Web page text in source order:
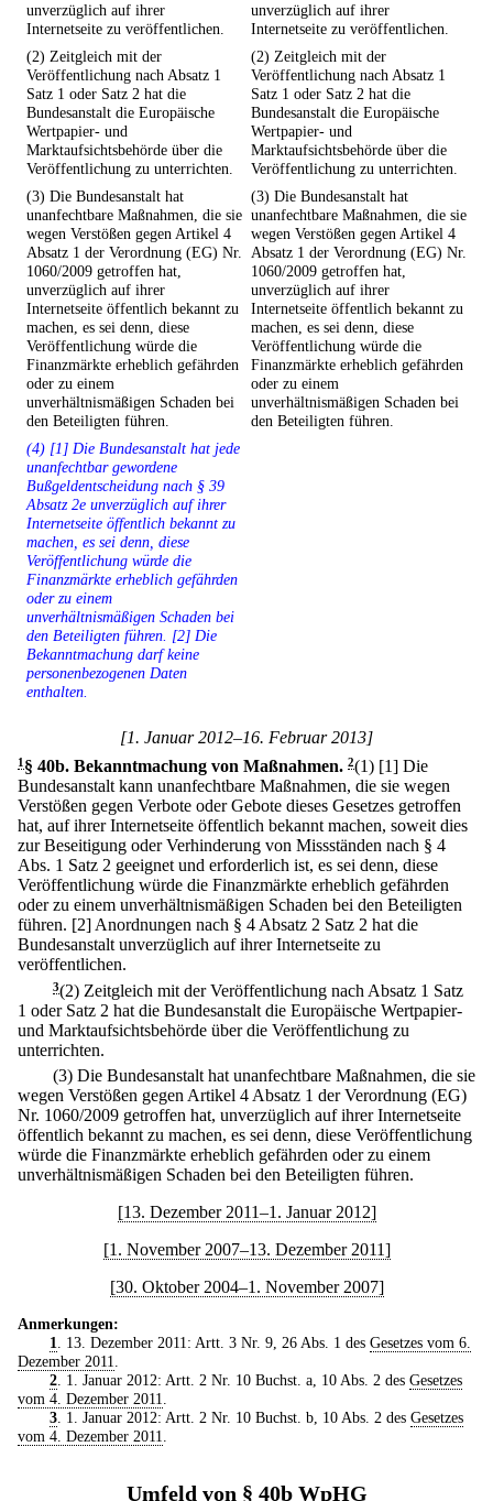
unverzüglich auf ihrer
Internetseite zu veröffentlichen.
unverzüglich auf ihrer
Internetseite zu veröffentlichen.
(2) Zeitgleich mit der
Veröffentlichung nach Absatz 1
Satz 1 oder Satz 2 hat die
Bundesanstalt die Europäische
Wertpapier- und
Marktaufsichtsbehörde über die
Veröffentlichung zu unterrichten.
(2) Zeitgleich mit der
Veröffentlichung nach Absatz 1
Satz 1 oder Satz 2 hat die
Bundesanstalt die Europäische
Wertpapier- und
Marktaufsichtsbehörde über die
Veröffentlichung zu unterrichten.
(3) Die Bundesanstalt hat
unanfechtbare Maßnahmen, die sie
wegen Verstößen gegen Artikel 4
Absatz 1 der Verordnung (EG) Nr.
1060/2009 getroffen hat,
unverzüglich auf ihrer
Internetseite öffentlich bekannt zu
machen, es sei denn, diese
Veröffentlichung würde die
Finanzmärkte erheblich gefährden
oder zu einem
unverhältnismäßigen Schaden bei
den Beteiligten führen.
(3) Die Bundesanstalt hat
unanfechtbare Maßnahmen, die sie
wegen Verstößen gegen Artikel 4
Absatz 1 der Verordnung (EG) Nr.
1060/2009 getroffen hat,
unverzüglich auf ihrer
Internetseite öffentlich bekannt zu
machen, es sei denn, diese
Veröffentlichung würde die
Finanzmärkte erheblich gefährden
oder zu einem
unverhältnismäßigen Schaden bei
den Beteiligten führen.
(4) [1] Die Bundesanstalt hat jede
unanfechtbar gewordene
Bußgeldentscheidung nach § 39
Absatz 2e unverzüglich auf ihrer
Internetseite öffentlich bekannt zu
machen, es sei denn, diese
Veröffentlichung würde die
Finanzmärkte erheblich gefährden
oder zu einem
unverhältnismäßigen Schaden bei
den Beteiligten führen. [2] Die
Bekanntmachung darf keine
personenbezogenen Daten
enthalten.
[1. Januar 2012–16. Februar 2013]
1§ 40b. Bekanntmachung von Maßnahmen. 2(1) [1] Die
Bundesanstalt kann unanfechtbare Maßnahmen, die sie wegen
Verstößen gegen Verbote oder Gebote dieses Gesetzes getroffen
hat, auf ihrer Internetseite öffentlich bekannt machen, soweit dies
zur Beseitigung oder Verhinderung von Missständen nach § 4
Abs. 1 Satz 2 geeignet und erforderlich ist, es sei denn, diese
Veröffentlichung würde die Finanzmärkte erheblich gefährden
oder zu einem unverhältnismäßigen Schaden bei den Beteiligten
führen. [2] Anordnungen nach § 4 Absatz 2 Satz 2 hat die
Bundesanstalt unverzüglich auf ihrer Internetseite zu
veröffentlichen.
3(2) Zeitgleich mit der Veröffentlichung nach Absatz 1 Satz
1 oder Satz 2 hat die Bundesanstalt die Europäische Wertpapier-
und Marktaufsichtsbehörde über die Veröffentlichung zu
unterrichten.
(3) Die Bundesanstalt hat unanfechtbare Maßnahmen, die sie
wegen Verstößen gegen Artikel 4 Absatz 1 der Verordnung (EG)
Nr. 1060/2009 getroffen hat, unverzüglich auf ihrer Internetseite
öffentlich bekannt zu machen, es sei denn, diese Veröffentlichung
würde die Finanzmärkte erheblich gefährden oder zu einem
unverhältnismäßigen Schaden bei den Beteiligten führen.
[13. Dezember 2011–1. Januar 2012]
[1. November 2007–13. Dezember 2011]
[30. Oktober 2004–1. November 2007]
Anmerkungen:
1
. 13. Dezember 2011: Artt. 3 Nr. 9, 26 Abs. 1 des Gesetzes vom 6.
Dezember 2011
2. 1. Januar 2012: Artt. 2 Nr. 10 Buchst. a, 10 Abs. 2 des Gesetzes
vom 4. Dezember 2011
3. 1. Januar 2012: Artt. 2 Nr. 10 Buchst. b, 10 Abs. 2 des Gesetzes
vom 4. Dezember 2011
Umfeld von § 40b WpHG